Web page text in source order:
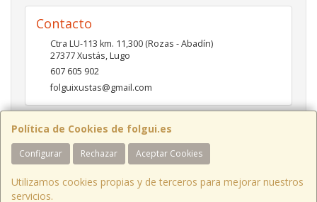
Política de Cookies de folgui.es
Configurar Rechazar Aceptar Cookies
Utilizamos cookies propias y de terceros para mejorar nuestros
servicios.
Contacto
Ctra LU-113 km. 11,300 (Rozas - Abadín)
27377Xustás,Lugo
607 605 902
folguixustas@gmail.com
Horario
Lunes a viernes de 10:00 a 14:00 y de 16:00 a 20:00.
Sábados de 10:00 a 14:00 y de 16:00 a 19:00